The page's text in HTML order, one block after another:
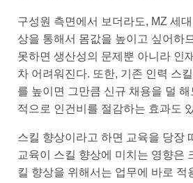
구성원 측면에서 보더라도, MZ 세
상을 통해서 몸값을 높이고 싶어하
못하면 생산성의 문제뿐 아니라 인
차 어려워진다. 또한, 기존 인력 스
를 높이면 그만큼 신규 채용을 덜
적으로 인건비를 절감하는 효과도
스킬 향상이라고 하면 교육을 당장
교육이 스킬 향상에 미치는 영향은
킬 향상을 위해서는 업무에 바로 적